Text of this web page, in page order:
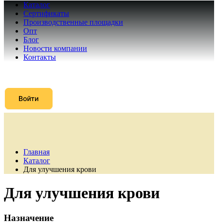
Каталог
Сертификаты
Производственные площадки
Опт
Блог
Новости компании
Контакты
Главная
Каталог
Для улучшения крови
Для улучшения крови
Назначение